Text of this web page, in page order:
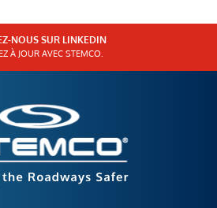
NOUS SUR LINKEDIN
À JOUR AVEC STEMCO.